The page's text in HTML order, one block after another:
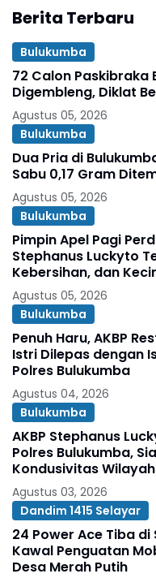
Berita Terbaru
Bulukumba
72 Calon Paskibraka
Digembleng, Diklat
Agustus 05, 2026
Bulukumba
Dua Pria di
Sabu 0,17 Gram
Agustus 05, 2026
Bulukumba
Pimpin Apel Pagi
Stephanus Luckyto
Kebersihan, dan
Organisasi
Agustus 05, 2026
Bulukumba
Penuh Haru, AKBP
Istri Dilepas dengan
Polres Bulukumba
Agustus 04, 2026
Bulukumba
AKBP Stephanus
Polres Bulukumba,
Kondusivitas Wilayah
Agustus 03, 2026
Dandim 1415 Selayar
24 Power Ace Tiba di
Kawal Penguatan
Desa Merah Putih